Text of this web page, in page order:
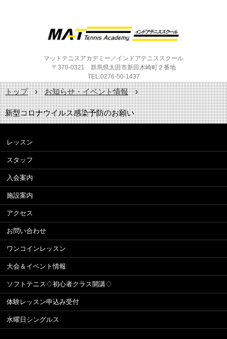
マットテニスアカデミー／インドアテニススクール
〒370-0321 群馬県太田市新田木崎町２番地
TEL:0276-50-1437
トップ › お知らせ・イベント情報 ›
新型コロナウイルス感染予防のお願い
レッスン
スタッフ
入会案内
施設案内
アクセス
お問い合わせ
ワンコインレッスン
大会＆イベント情報
ソフトテニス♢初心者クラス開講♢
体験レッスン申込み受付
水曜日シングルス